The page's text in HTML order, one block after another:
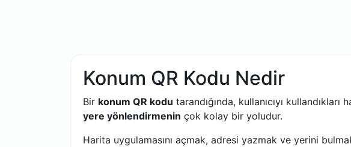
Konum QR Kodu Nedir
Bir konum QR kodu tarandığında, kullanıcıyı
yere yönlendirmenin çok kolay bir yoludur.
Harita uygulamasını açmak, adresi yazmak ve yerini